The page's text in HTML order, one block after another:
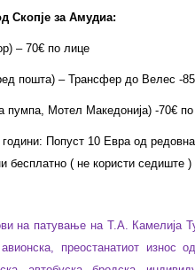
за Амудиа:
– 70€ по лице
пошта) – Трансфер до Велес -
пумпа, Мотел Македонија) -70€
Попуст 10 Евра од
бесплатно ( не користи седиште )
на патување на Т.А. Камелија
преостанатиот